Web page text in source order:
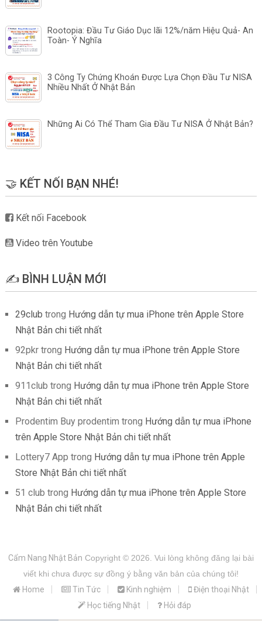
Rootopia: Đầu Tư Giáo Dục lãi 12%/năm Hiệu Quả- An
Toàn- Ý Nghĩa
3 Công Ty Chứng Khoán Được Lựa Chọn Đầu Tư NISA
Nhiều Nhất Ở Nhật Bản
Những Ai Có Thể Tham Gia Đầu Tư NISA Ở Nhật Bản?
🤝 KẾT NỐI BẠN NHÉ!
Kết nối Facebook
Video trên Youtube
✍️ BÌNH LUẬN MỚI
29club trong Hướng dẫn tự mua iPhone trên Apple Store
Nhật Bản chi tiết nhất
92pkrtrong Hướng dẫn tự mua iPhone trên Apple Store
Nhật Bản chi tiết nhất
911club trong Hướng dẫn tự mua iPhone trên Apple Store
Nhật Bản chi tiết nhất
Prodentim Buy prodentim trong Hướng dẫn tự mua iPhone
trên Apple Store Nhật Bản chi tiết nhất
Lottery7 App trong Hướng dẫn tự mua iPhone trên Apple
Store Nhật Bản chi tiết nhất
51 club trong Hướng dẫn tự mua iPhone trên Apple Store
Nhật Bản chi tiết nhất
Cẩm Nang Nhật Bản Copyright © 2026. Vui lòng không đăng lại bài
viết khi chưa được sự đồng ý bằng văn bản của chúng tôi!
Home
Tin Tức Kinh nghiệm
Điện thoại Nhật
Học tiếng Nhật
Hỏi đáp